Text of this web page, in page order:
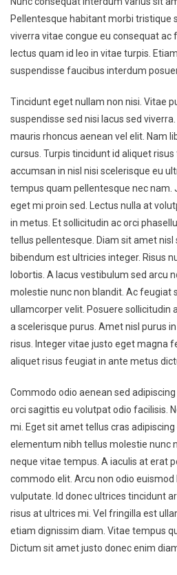
Pellentesque habitant morbi tristique
viverra vitae congue eu consequat ac
lectus quam id leo in vitae turpis.
suspendisse faucibus interdum
Tincidunt eget nullam non nisi. Vitae
suspendisse sed nisi lacus sed
mauris rhoncus aenean vel elit. Nam
cursus. Turpis tincidunt id aliquet
accumsan in nisl nisi scelerisque eu
tempus quam pellentesque nec nam.
eget mi proin sed. Lectus nulla at
in metus. Et sollicitudin ac orci
tellus pellentesque. Diam sit amet nisl
bibendum est ultricies integer. Risus
lobortis. A lacus vestibulum sed arcu
molestie nunc non blandit. Ac feugiat
ullamcorper velit. Posuere sollicitudin
a scelerisque purus. Amet nisl purus
risus. Integer vitae justo eget magna
aliquet risus feugiat in ante metus
Commodo odio aenean sed
orci sagittis eu volutpat odio facilisis.
mi. Eget sit amet tellus cras adipiscing
elementum nibh tellus molestie nunc
neque vitae tempus. A iaculis at erat
commodo elit. Arcu non odio euismod
vulputate. Id donec ultrices tincidunt
risus at ultrices mi. Vel fringilla est
etiam dignissim diam. Vitae tempus
Dictum sit amet justo donec enim